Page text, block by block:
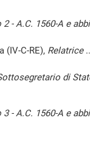
- A.C. 1560-A e
(IV-C-RE), Relatrice
di
- A.C. 1560-A e